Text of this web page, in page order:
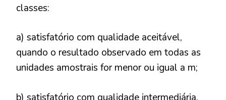
classes:
a) satisfatório com qualidade aceitável,
quando o resultado observado em todas as
unidades amostrais for menor ou igual a m;
b) satisfatório com qualidade intermediária,